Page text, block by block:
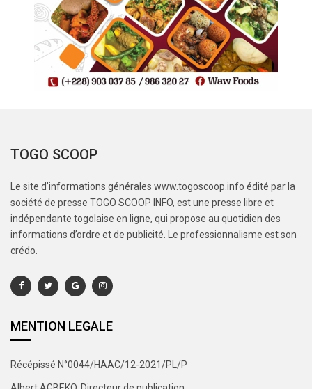
TOGO SCOOP
Le site d’informations générales www.togoscoop.info édité par la
société de presse TOGO SCOOP INFO, est une presse libre et
indépendante togolaise en ligne, qui propose au quotidien des
informations d’ordre et de publicité. Le professionnalisme est son
crédo.
MENTION LEGALE
Récépissé N°0044/HAAC/12-2021/PL/P